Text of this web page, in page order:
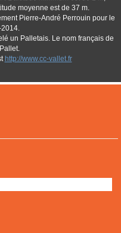
moyenne est de 37 m.
Pierre-André Perrouin pour le
un Palletais. Le nom français de
http://www.cc-vallet.fr